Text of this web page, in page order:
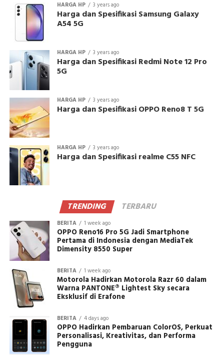
HARGA HP 3 years ago
Harga dan Spesifikasi Samsung Galaxy
A54 5G
HARGA HP 3 years ago
Harga dan Spesifikasi Redmi Note 12 Pro
5G
HARGA HP 3 years ago
Harga dan Spesifikasi OPPO Reno8 T 5G
HARGA HP 3 years ago
Harga dan Spesifikasi realme C55 NFC
TRENDING TERBARU
BERITA 1 week ago
OPPO Reno16 Pro 5G Jadi Smartphone
Pertama di Indonesia dengan MediaTek
Dimensity 8550 Super
BERITA 1 week ago
Motorola Hadirkan Motorola Razr 60 dalam
Warna PANTONE® Lightest Sky secara
Eksklusif di Erafone
BERITA 4 days ago
OPPO Hadirkan Pembaruan ColorOS, Perkuat
Personalisasi, Kreativitas, dan Performa
Pengguna